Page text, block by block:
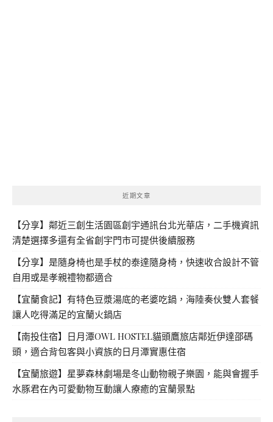
近期文章
【分享】鄰近三創生活園區創宇通訊台北光華店，二手機資訊
清楚選擇多還有全省創宇門市可提供後續服務
【分享】是隨身椅也是手杖的泰達隨身椅，快速收合設計不管
自用或是孝親禮物都適合
【宜蘭食記】有特色豆漿湯底的老婆吃鍋，海陸奏伙雙人套餐
讓人吃得滿足的宜蘭火鍋店
【南投住宿】日月潭OWL HOSTEL貓頭鷹旅店鄰近伊達邵碼
頭，適合背包客與小資族的日月潭實惠住宿
【宜蘭旅遊】星夢森林劇場是冬山動物親子樂園，能與會握手
水豚君在內可愛動物互動讓人療癒的宜蘭景點